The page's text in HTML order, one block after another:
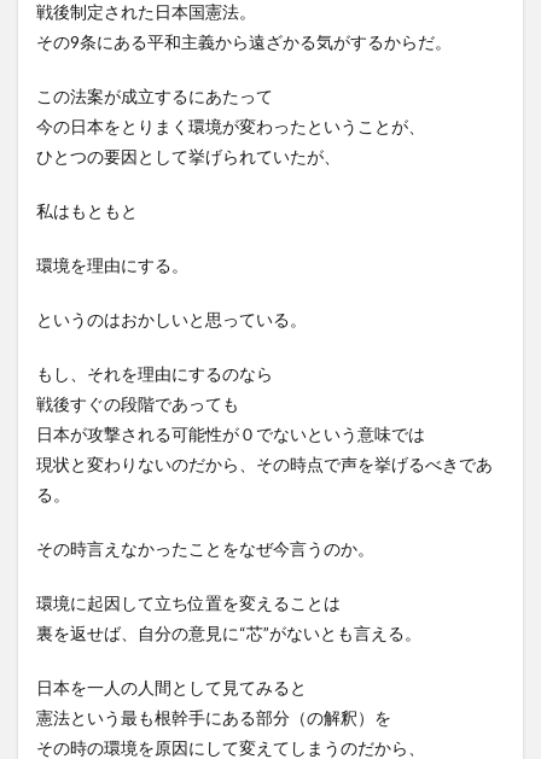
戦後制定された日本国憲法。
その9条にある平和主義から遠ざかる気がするからだ。
この法案が成立するにあたって
今の日本をとりまく環境が変わったということが、
ひとつの要因として挙げられていたが、
私はもともと
環境を理由にする。
というのはおかしいと思っている。
もし、それを理由にするのなら
戦後すぐの段階であっても
日本が攻撃される可能性が０でないという意味では
現状と変わりないのだから、その時点で声を挙げるべきであ
る。
その時言えなかったことをなぜ今言うのか。
環境に起因して立ち位置を変えることは
裏を返せば、自分の意見に“芯”がないとも言える。
日本を一人の人間として見てみると
憲法という最も根幹手にある部分（の解釈）を
その時の環境を原因にして変えてしまうのだから、